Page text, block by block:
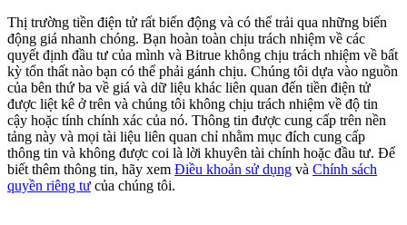
Precious Metals Trading Carnival
Trade Gold & Silver · 33,333 USDT Bonus
USDT New User Exclusive 10% APR
USDT Flexible Staking | Daily Rewards
Thị trường tiền điện tử rất biến động và có thể trải qua những biến
động giá nhanh chóng. Bạn hoàn toàn chịu trách nhiệm về các
quyết định đầu tư của mình và Bitrue không chịu trách nhiệm về bất
kỳ tổn thất nào bạn có thể phải gánh chịu. Chúng tôi dựa vào nguồn
của bên thứ ba về giá và dữ liệu khác liên quan đến tiền điện tử
được liệt kê ở trên và chúng tôi không chịu trách nhiệm về độ tin
cậy hoặc tính chính xác của nó. Thông tin được cung cấp trên nền
tảng này và mọi tài liệu liên quan chỉ nhằm mục đích cung cấp
thông tin và không được coi là lời khuyên tài chính hoặc đầu tư. Để
biết thêm thông tin, hãy xem Điều khoản sử dụng và Chính sách
quyền riêng tư của chúng tôi.